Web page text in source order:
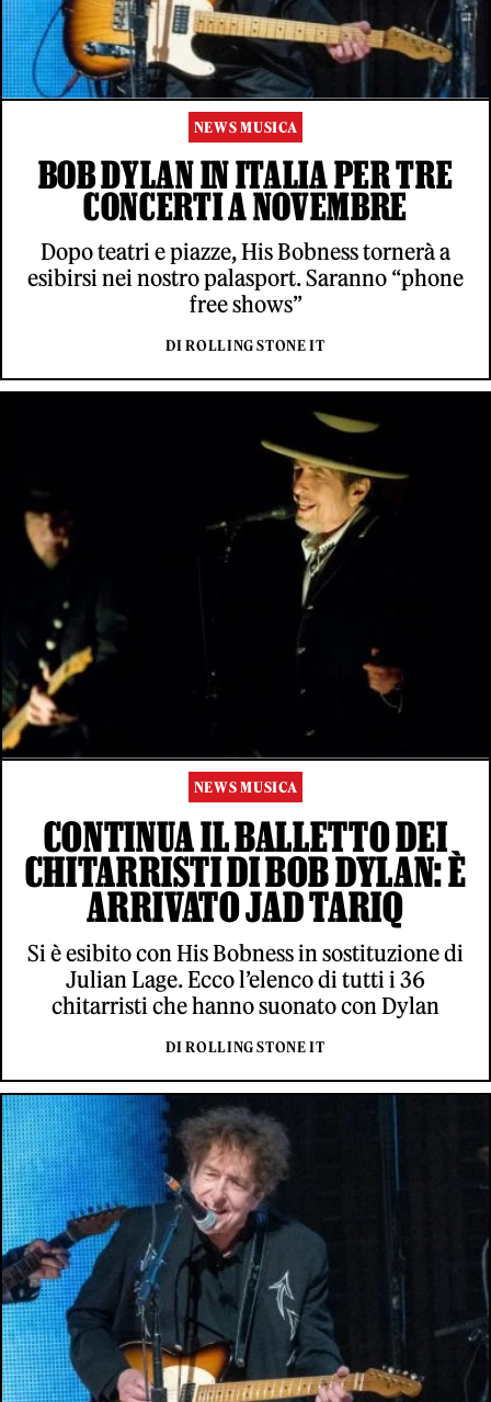
NEWS MUSICA
BOB DYLAN IN ITALIA PER TRE
CONCERTI A NOVEMBRE
Dopo teatri e piazze, His Bobness tornerà a
esibirsi nei nostro palasport. Saranno “phone
free shows”
DI ROLLING STONE IT
NEWS MUSICA
CONTINUA IL BALLETTO DEI
CHITARRISTI DI BOB DYLAN: È
ARRIVATO JAD TARIQ
Si è esibito con His Bobness in sostituzione di
Julian Lage. Ecco l’elenco di tutti i 36
chitarristi che hanno suonato con Dylan
DI ROLLING STONE IT